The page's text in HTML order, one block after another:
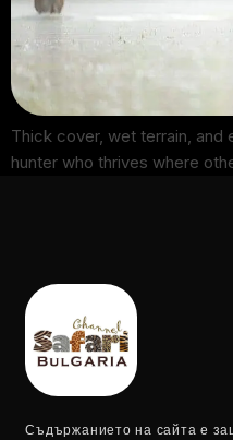
Thick cover, wet terrain, and
hunter who thrives where
Съдържанието на сайта е